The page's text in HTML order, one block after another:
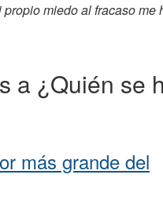
miedo al fracaso
a ¿Quién se
más grande del